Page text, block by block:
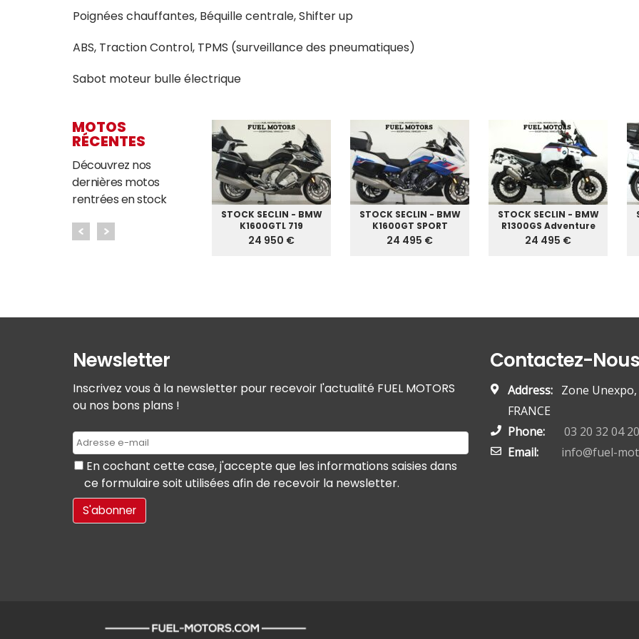
Poignées chauffantes, Béquille centrale, Shifter up
ABS, Traction Control, TPMS (surveillance des pneumatiques)
Sabot moteur bulle électrique
MOTOS
RÉCENTES
Découvrez nos
dernières motos
rentrées en stock
GUZZI V7 STONE
6 995 €
STOCK SECLIN - BMW
K1600GTL 719
24 950 €
STOCK SECLIN - BMW
K1600GT SPORT
24 495 €
STOCK SECLIN - BMW
R1300GS Adventure
24 495 €
Newsletter
Inscrivez vous à la newsletter pour recevoir l'actualité FUEL MOTORS
ou nos bons plans !
En cochant cette case, j'accepte que les informations saisies dans
ce formulaire soit utilisées afin de recevoir la newsletter.
Contactez-Nous
Address: Zone
FRANCE
Phone:
03 20 32 04 20
Email:
info@fuel-